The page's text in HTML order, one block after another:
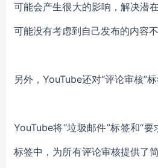
可能会产生很大的影响，解决潜
可能没有考虑到自己发布的内容不
另外 ， YouTube还对“评论审核”
YouTube将“垃圾邮件”标签和“
标签中，为所有评论审核提供了